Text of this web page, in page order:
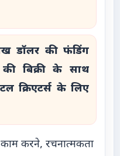
डॉलर की फंडिंग
बिक्री के साथ
क्रिएटर्स के लिए
करने, रचनात्मकता